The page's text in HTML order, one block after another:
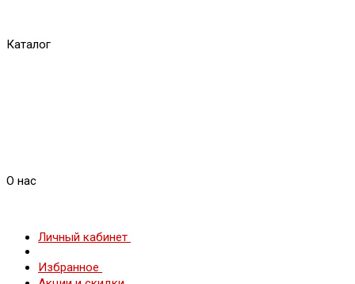
Каталог
О нас
Личный кабинет
Избранное